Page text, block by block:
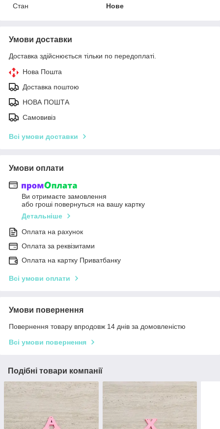
Стан
Нове
Умови доставки
Доставка здійснюється тільки по передоплаті.
Нова Пошта
Доставка поштою
НОВА ПОШТА
Самовивіз
Всі умови доставки
Умови оплати
Ви отримаєте замовлення
або гроші повернуться на вашу картку
Детальніше
Оплата на рахунок
Оплата за реквізитами
Оплата на картку Приватбанку
Всі умови оплати
Умови повернення
Повернення товару впродовж 14 днів за домовленістю
Всі умови повернення
Подібні товари компанії